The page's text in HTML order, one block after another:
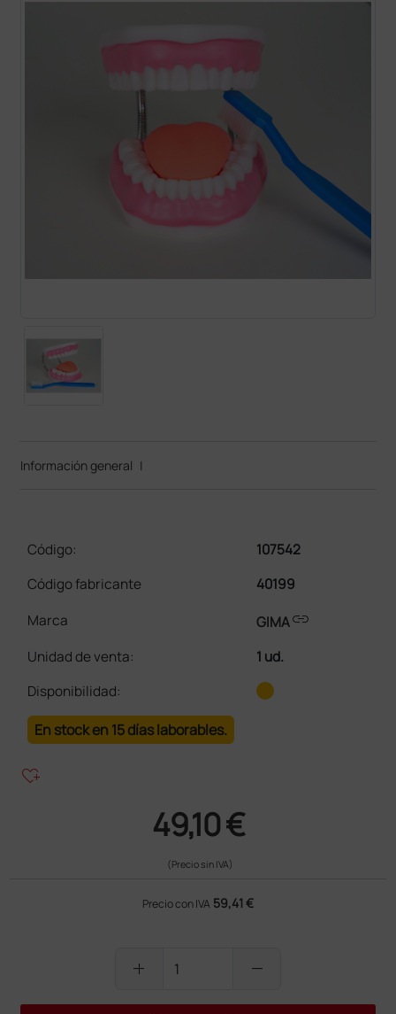
Información general |
Código:
107542
Código fabricante
40199
Marca
GIMAlink
Unidad de venta:
1 ud.
Disponibilidad:
En stock en 15 días laborables.
heart_plus
49,10 €
(Precio sin IVA)
Precio con IVA 59,41 €
add remove